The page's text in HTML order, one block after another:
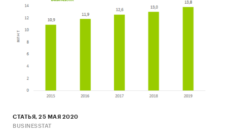
СТАТЬЯ, 25 МАЯ 2020
BUSINESSTAT